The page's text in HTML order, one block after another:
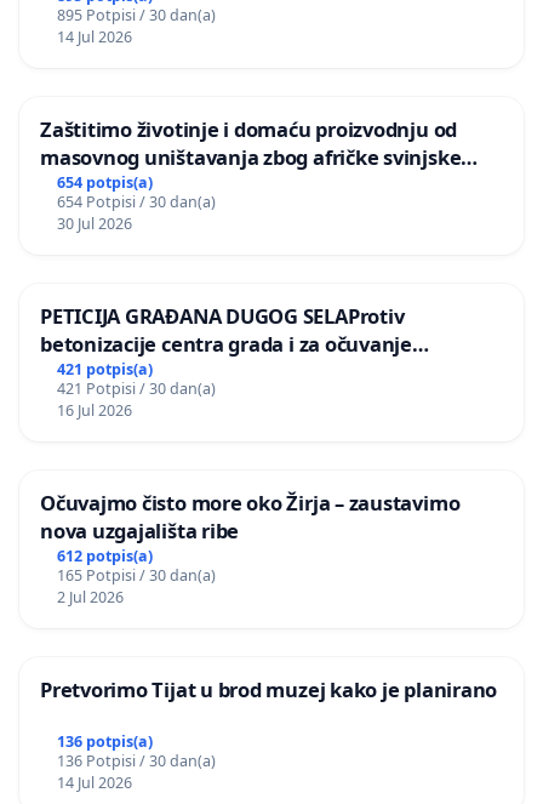
895 Potpisi / 30 dan(a)
14 Jul 2026
Zaštitimo životinje i domaću proizvodnju od
masovnog uništavanja zbog afričke svinjske
kuge
654 potpis(a)
654 Potpisi / 30 dan(a)
30 Jul 2026
PETICIJA GRAĐANA DUGOG SELAProtiv
betonizacije centra grada i za očuvanje
postojećih zelenih površina i odraslih stabala pri
donošenju izmjena urbanističkog plana
421 potpis(a)
421 Potpisi / 30 dan(a)
16 Jul 2026
Očuvajmo čisto more oko Žirja – zaustavimo
nova uzgajališta ribe
612 potpis(a)
165 Potpisi / 30 dan(a)
2 Jul 2026
Pretvorimo Tijat u brod muzej kako je planirano
136 potpis(a)
136 Potpisi / 30 dan(a)
14 Jul 2026